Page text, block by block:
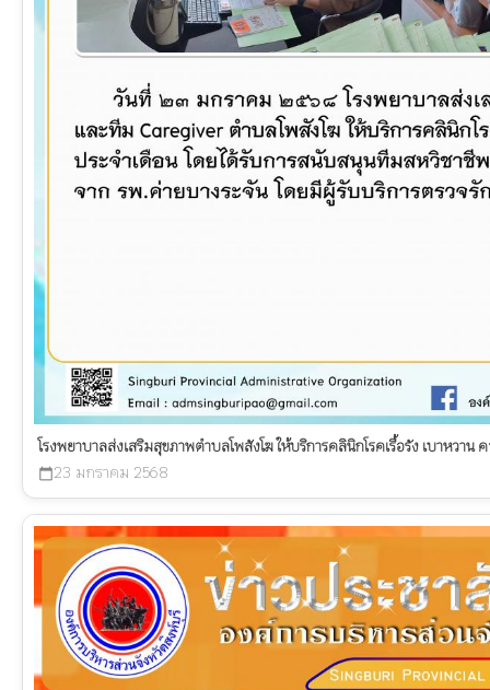
โรงพยาบาลส่งเสริมสุขภาพตำบลโพสังโฆ ให้บริการคลินิกโรคเรื้อรัง เบาหวาน
calendar_today23 มกราคม 2568